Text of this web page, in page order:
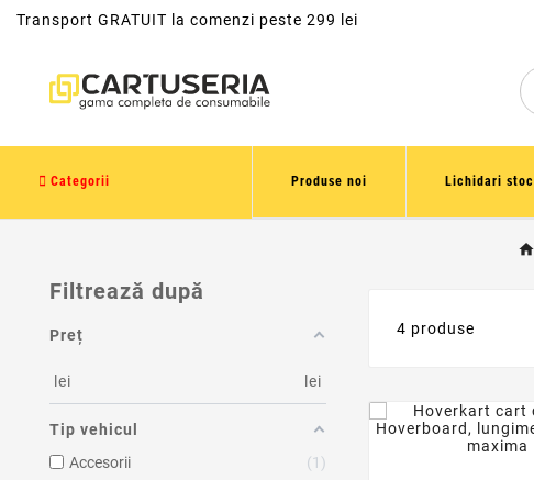
Transport GRATUIT la comenzi peste 299 lei
Categorii Produse noi Lichidari stoc
Filtrează după
Preț
lei lei
Tip vehicul
Accesorii
1
4 produse